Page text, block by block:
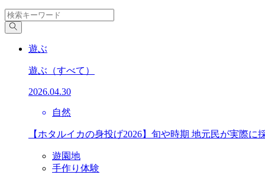
遊ぶ
遊ぶ （すべて）
2026.04.30
自然
【ホタルイカの身投げ2026】旬や時期 地元民が実際に
遊園地
手作り体験